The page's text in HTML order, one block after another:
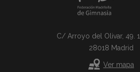
C/ Arroyo del Olivar, 49.
28018 Madrid
Ver mapa